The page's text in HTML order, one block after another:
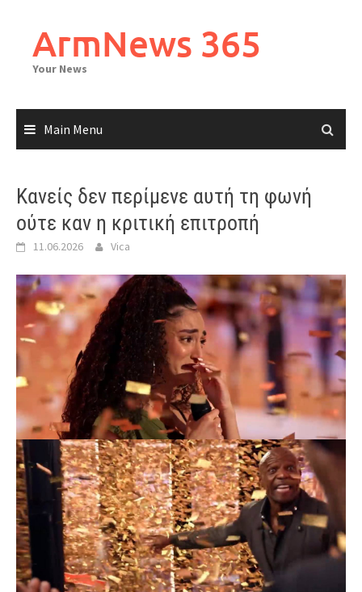
contentArmNews 365
Your News
Main Menu
Κανείς δεν περίμενε αυτή τη φωνή
ούτε καν η κριτική επιτροπή
11.06.2026 Vica